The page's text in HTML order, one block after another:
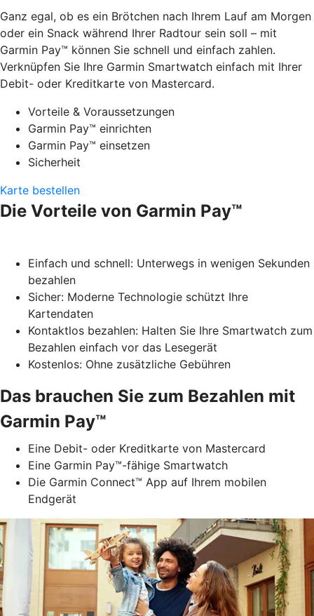
Ganz egal, ob es ein Brötchen nach Ihrem Lauf am Morgen
oder ein Snack während Ihrer Radtour sein soll – mit
Garmin Pay™ können Sie schnell und einfach zahlen.
Verknüpfen Sie Ihre Garmin Smartwatch einfach mit Ihrer
Debit- oder Kreditkarte von Mastercard.
Vorteile & Voraussetzungen
Garmin Pay™ einrichten
Garmin Pay™ einsetzen
Sicherheit
Karte bestellen
Die Vorteile von Garmin Pay™
Einfach und schnell: Unterwegs in wenigen Sekunden
bezahlen
Sicher: Moderne Technologie schützt Ihre
Kartendaten
Kontaktlos bezahlen: Halten Sie Ihre Smartwatch zum
Bezahlen einfach vor das Lesegerät
Kostenlos: Ohne zusätzliche Gebühren
Das brauchen Sie zum Bezahlen mit
Garmin Pay™
Eine Debit- oder Kreditkarte von Mastercard
Eine Garmin Pay™-fähige Smartwatch
Die Garmin Connect™ App auf Ihrem mobilen
Endgerät